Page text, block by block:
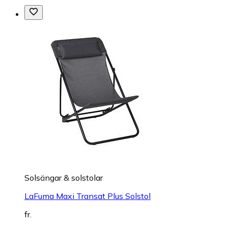
Solsängar & solstolar
LaFuma Maxi Transat Plus Solstol
fr.